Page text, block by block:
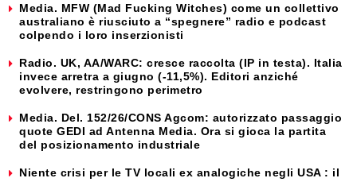
Media. MFW (Mad Fucking Witches) come un collettivo
australiano è riusciuto a “spegnere” radio e podcast
colpendo i loro inserzionisti
Radio. UK, AA/WARC: cresce raccolta (IP in testa). Italia
invece arretra a giugno (-11,5%). Editori anziché
evolvere, restringono perimetro
Media. Del. 152/26/CONS Agcom: autorizzato passaggio
quote GEDI ad Antenna Media. Ora si gioca la partita
del posizionamento industriale
Niente crisi per le TV locali ex analogiche negli USA : il